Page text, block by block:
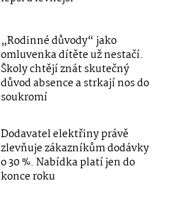
„Rodinné důvody“ jako
omluvenka dítěte už nestačí.
Školy chtějí znát skutečný
důvod absence a strkají nos do
soukromí
Dodavatel elektřiny právě
zlevňuje zákazníkům dodávky
o 30 %. Nabídka platí jen do
konce roku